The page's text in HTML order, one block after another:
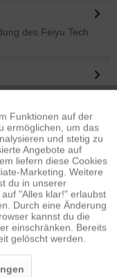
des Feiyu Tech
mehr
mehr
Aktiv
Inaktiv
Inaktiv
Inaktiv
Funktionen auf der
ermöglichen, um das
und stetig zu
Angebote auf
liefern diese Cookies
Marketing. Weitere
du in unserer
"Alles klar!" erlaubst
Durch eine Änderung
kannst du die
einschränken. Bereits
gelöscht werden.